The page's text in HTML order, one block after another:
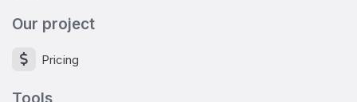
Our project
Pricing